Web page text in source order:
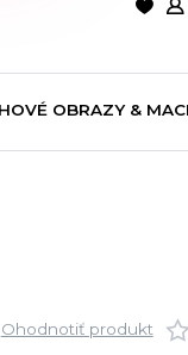
OBRAZY &
Ohodnotiť produkt